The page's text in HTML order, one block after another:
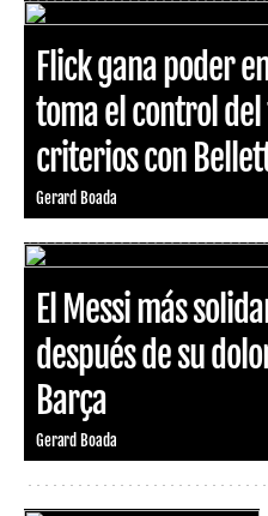
Flick gana poder
toma el control
criterios con
Gerard Boada
El Messi más
después de su
Barça
Gerard Boada